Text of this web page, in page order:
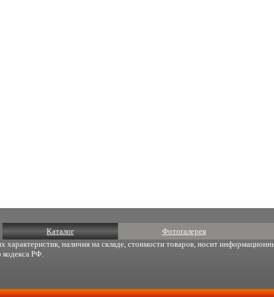
Каталог
Фотогалерея
наличия на складе, стоимости товаров, носит
кодекса РФ.